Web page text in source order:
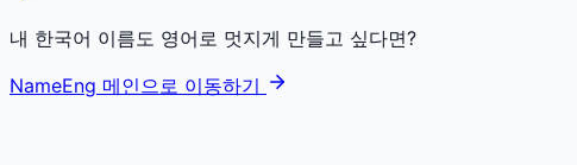
내 한국어 이름도 영어로 멋지게 만들고 싶다면?
NameEng 메인으로 이동하기